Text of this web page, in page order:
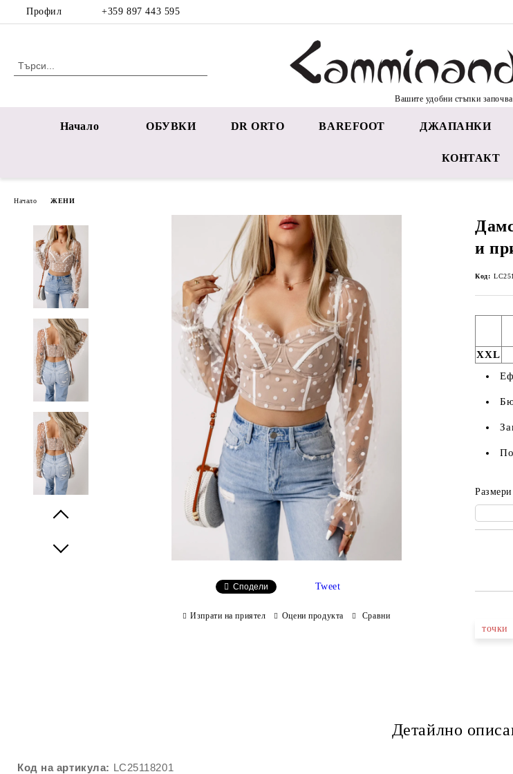
Профил +359 897 443 595
Вашите удобни стъпки
Начало ОБУВКИ DR ORTO BAREFOOT ДЖАПАНКИ
КОНТАКТ
Начало ЖЕНИ
и
Код:
XXL
точки
Сподели Tweet
Изпрати на приятел Оцени продукта Сравни
Детайлно
Код на артикула: LC25118201